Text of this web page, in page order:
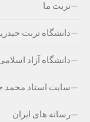
تربت ما
دانشگاه تربت
دانشگاه آزاد
سایت استاد
رسانه های ایران